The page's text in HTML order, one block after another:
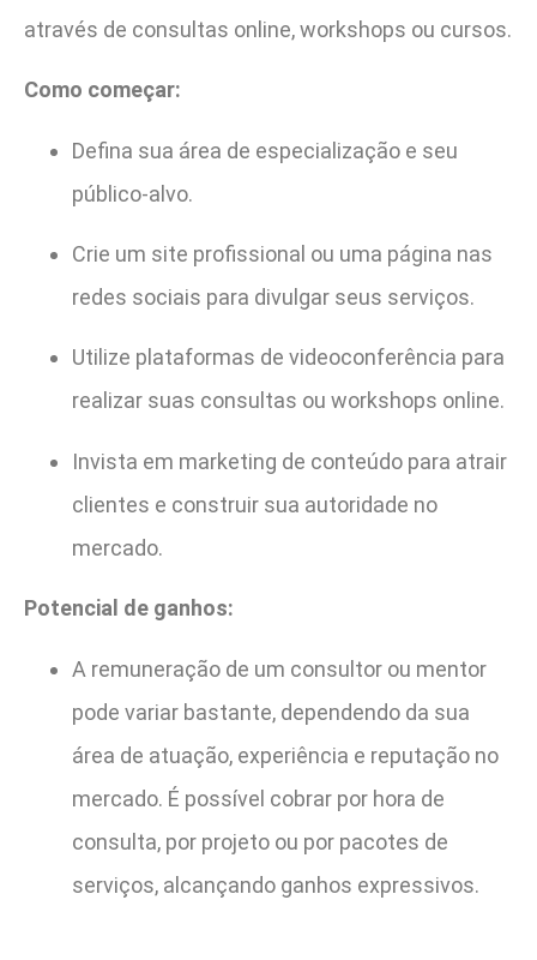
através de consultas online, workshops ou cursos.
Como começar:
Defina sua área de especialização e seu
público-alvo.
Crie um site profissional ou uma página nas
redes sociais para divulgar seus serviços.
Utilize plataformas de videoconferência para
realizar suas consultas ou workshops online.
Invista em marketing de conteúdo para atrair
clientes e construir sua autoridade no
mercado.
Potencial de ganhos:
A remuneração de um consultor ou mentor
pode variar bastante, dependendo da sua
área de atuação, experiência e reputação no
mercado. É possível cobrar por hora de
consulta, por projeto ou por pacotes de
serviços, alcançando ganhos expressivos.